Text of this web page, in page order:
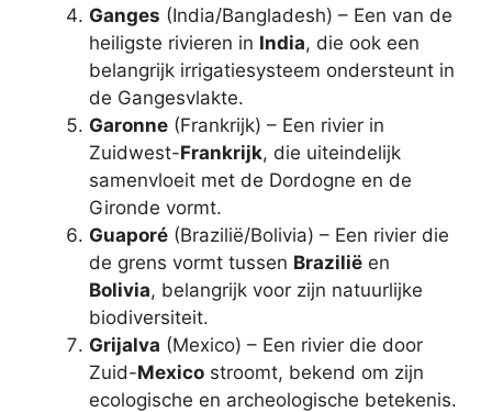
Ganges (India/Bangladesh) – Een van de
heiligste rivieren in India, die ook een
belangrijk irrigatiesysteem ondersteunt in
de Gangesvlakte.
Garonne (Frankrijk) – Een rivier in
Zuidwest-Frankrijk, die uiteindelijk
samenvloeit met de Dordogne en de
Gironde vormt.
Guaporé (Brazilië/Bolivia) – Een rivier die
de grens vormt tussen Brazilië en
Bolivia, belangrijk voor zijn natuurlijke
biodiversiteit.
Grijalva (Mexico) – Een rivier die door
Zuid-Mexico stroomt, bekend om zijn
ecologische en archeologische betekenis.